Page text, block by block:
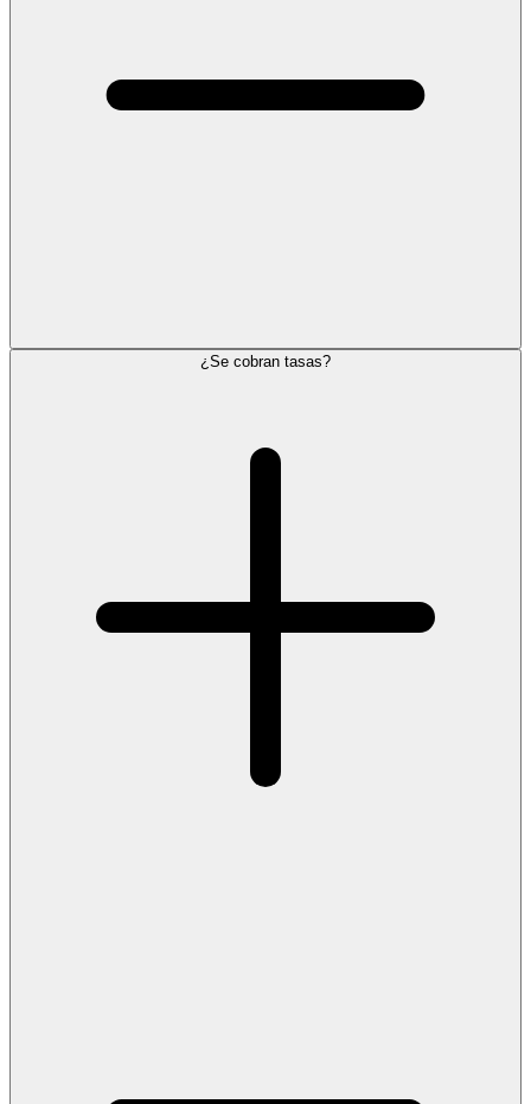
¿Se cobran tasas?